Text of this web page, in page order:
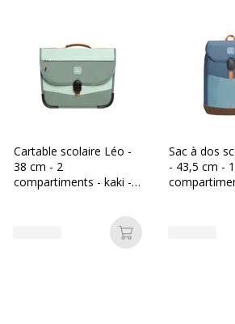
Cartable scolaire Léo -
38 cm - 2
compartiments - kaki -
Ajouter au panier
Sac à dos
- 43,5 cm - 1